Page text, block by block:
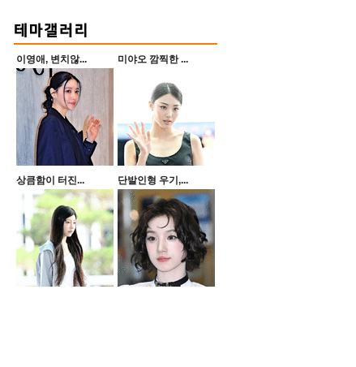
이영애, 변치않... 미야오 깜찍한 ...
상큼함이 터진... 단발인형 우기,...